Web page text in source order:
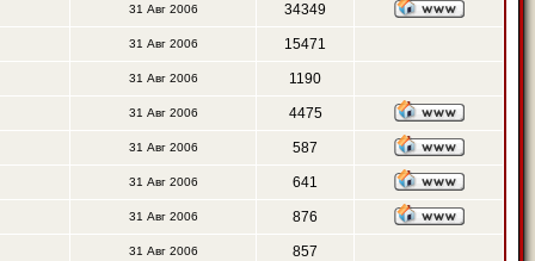
31 Авг 2006 34349
31 Авг 2006 15471
31 Авг 2006 1190
31 Авг 2006 4475
31 Авг 2006 587
31 Авг 2006 641
31 Авг 2006 876
31 Авг 2006 857